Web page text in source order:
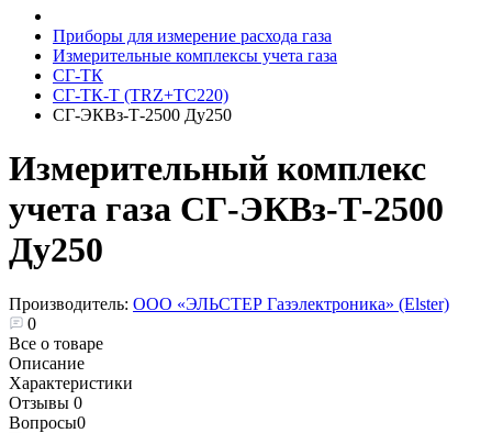
Приборы для измерение расхода газа
Измерительные комплексы учета газа
СГ-ТК
СГ-ТК-Т (TRZ+ТС220)
СГ-ЭКВз-Т-2500 Ду250
Измерительный комплекс
учета газа СГ-ЭКВз-Т-2500
Ду250
Производитель: ООО «ЭЛЬСТЕР Газэлектроника» (Elster)
0
Все о товаре
Описание
Характеристики
Отзывы 0
Вопросы0